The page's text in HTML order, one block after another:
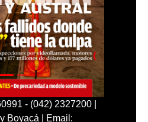
- (042) 2327200 |
Boyacá | Email: